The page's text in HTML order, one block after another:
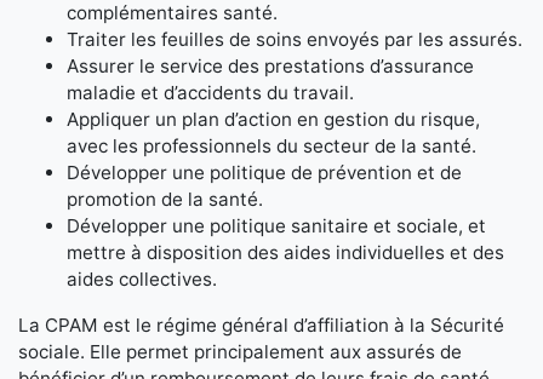
complémentaires santé.
Traiter les feuilles de soins envoyés par les assurés.
Assurer le service des prestations d’assurance
maladie et d’accidents du travail.
Appliquer un plan d’action en gestion du risque,
avec les professionnels du secteur de la santé.
Développer une politique de prévention et de
promotion de la santé.
Développer une politique sanitaire et sociale, et
mettre à disposition des aides individuelles et des
aides collectives.
La CPAM est le régime général d’affiliation à la Sécurité
sociale. Elle permet principalement aux assurés de